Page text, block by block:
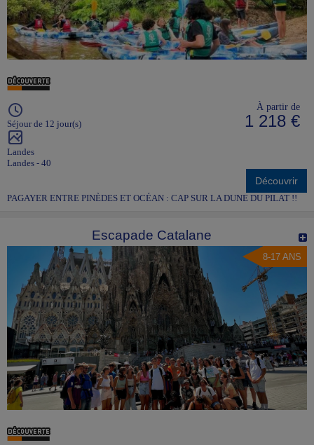
Séjour de 12 jour(s)
Landes
Landes - 40
À partir de
1 218 €
Découvrir
PAGAYER ENTRE PINÈDES ET OCÉAN : CAP SUR LA DUNE DU PILAT !!
Escapade Catalane
8-17 ANS